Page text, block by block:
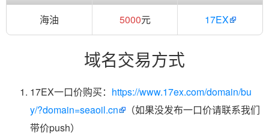
海油
5000元 17EX
域名交易方式
17EX一口价购买： https://www.17ex.com/domain/bu
y/?domain=seaoil.cn
（如果没发布一口价请联系我们
带价push）